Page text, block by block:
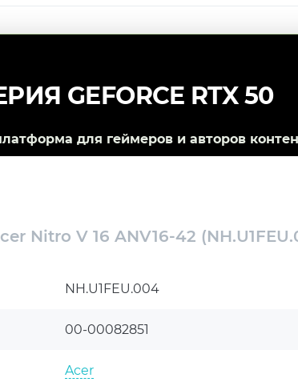
GEFORCE RTX 50
для геймеров и авторов
Nitro V 16 ANV16-42
NH.U1FEU.004
00-00082851
Acer